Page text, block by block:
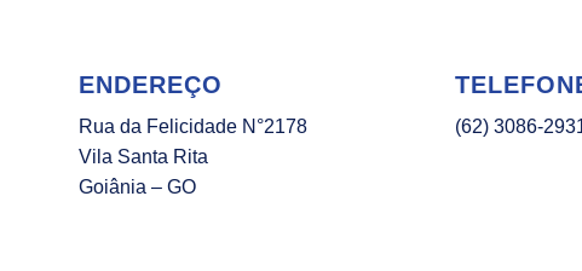
ENDEREÇO
Rua da Felicidade N°2178
Vila Santa Rita
Goiânia – GO
(62) 3086-